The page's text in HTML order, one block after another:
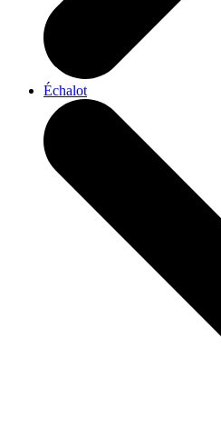
Échalot